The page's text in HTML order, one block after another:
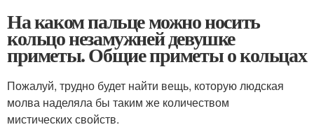
На каком пальце можно носить
кольцо незамужней девушке
приметы. Общие приметы о кольцах
Пожалуй, трудно будет найти вещь, которую людская
молва наделяла бы таким же количеством
мистических свойств.